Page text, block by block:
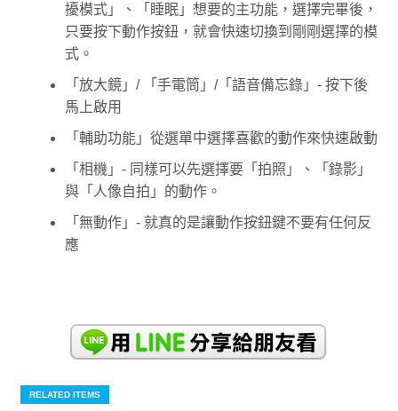
擾模式」、「睡眠」想要的主功能，選擇完畢後，
只要按下動作按鈕，就會快速切換到剛剛選擇的模
式。
「放大鏡」/ 「手電筒」/「語音備忘錄」- 按下後
馬上啟用
「輔助功能」從選單中選擇喜歡的動作來快速啟動
「相機」- 同樣可以先選擇要「拍照」、「錄影」
與「人像自拍」的動作。
「無動作」- 就真的是讓動作按鈕鍵不要有任何反
應
RELATED ITEMS